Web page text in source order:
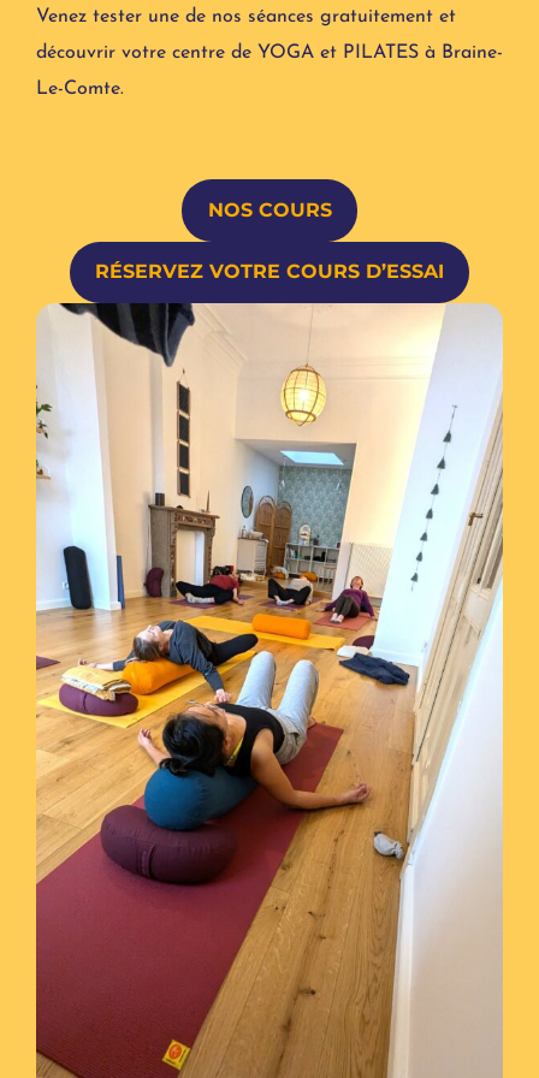
Venez tester une de nos séances gratuitement et
découvrir votre centre de YOGA et PILATES à Braine-
Le-Comte.
NOS COURS
RÉSERVEZ VOTRE COURS D’ESSAI